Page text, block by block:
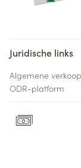
Juridische links
Algemene
ODR-platform